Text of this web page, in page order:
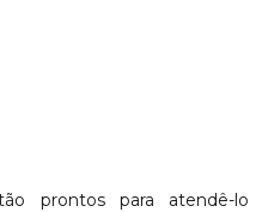
prontos para atendê-lo